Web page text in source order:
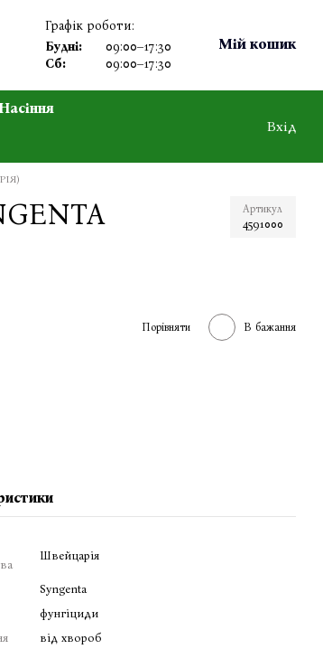
Графік роботи:
Будні:
09:00–17:30
Сб:
09:00–17:30
Мій кошик
Насіння
Вхід
Артикул
4591000
Порівняти В бажання
Швейцарія
Syngenta
фунгіциди
від хвороб